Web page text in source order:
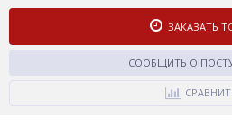
ЗАКАЗАТЬ
СООБЩИТЬ О